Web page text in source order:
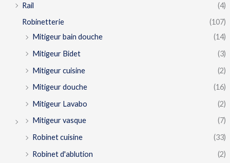
Rail
(4)
Robinetterie
(107)
Mitigeur bain douche
(14)
Mitigeur Bidet
(3)
Mitigeur cuisine
(2)
Mitigeur douche
(16)
Mitigeur Lavabo
(2)
Mitigeur vasque
(7)
Robinet cuisine
(33)
Robinet d'ablution
(2)